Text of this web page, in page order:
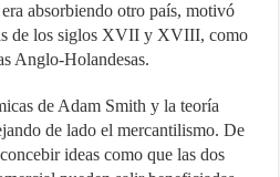
absorbiendo otro país, motivó
de los siglos XVII y XVIII, como
Anglo-Holandesas.
de Adam Smith y la teoría
de lado el mercantilismo. De
ideas como que las dos